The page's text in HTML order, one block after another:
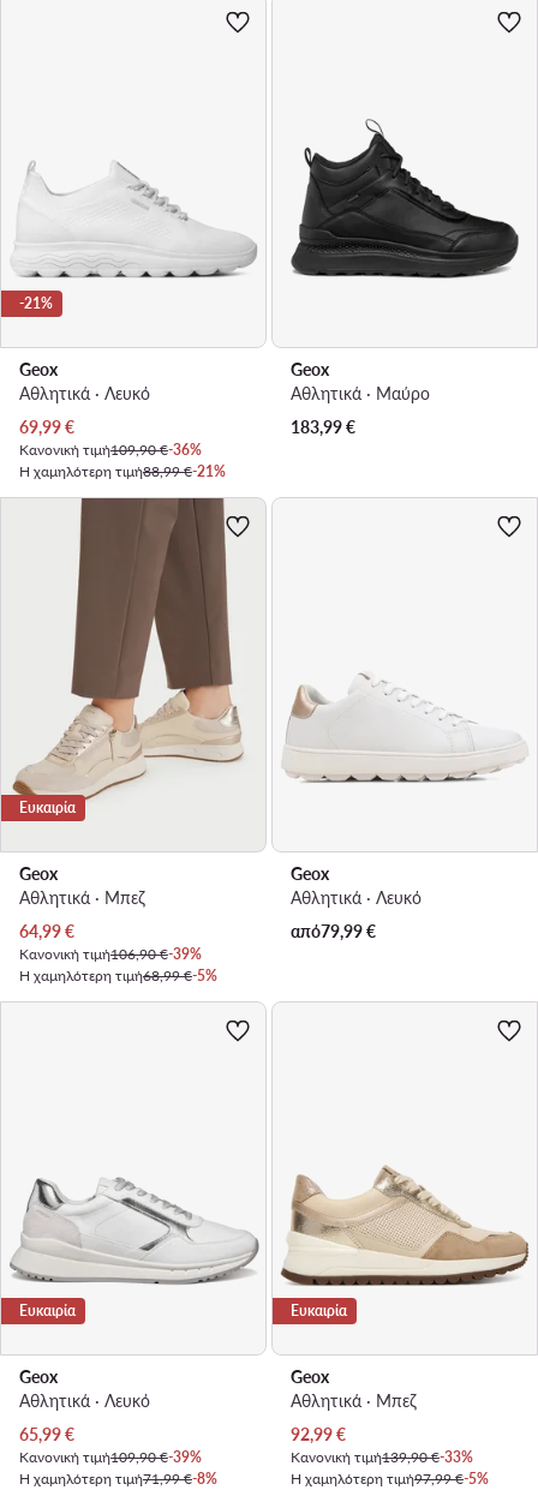
-21%
Geox
Αθλητικά · Λευκό
Τρέχουσα τιμή
69,99€
Κανονική τιμή109,90 €-36%
Η χαμηλότερη τιμή88,99 €-21%
Geox
Αθλητικά · Μαύρο
183,99€
Ευκαιρία
Geox
Αθλητικά · Μπεζ
Τρέχουσα τιμή
64,99€
Κανονική τιμή106,90 €-39%
Η χαμηλότερη τιμή68,99 €-5%
Geox
Αθλητικά · Λευκό
από79,99€
Ευκαιρία
Geox
Αθλητικά · Λευκό
Τρέχουσα τιμή
65,99€
Κανονική τιμή109,90 €-39%
Η χαμηλότερη τιμή71,99 €-8%
Ευκαιρία
Geox
Αθλητικά · Μπεζ
Τρέχουσα τιμή
92,99€
Κανονική τιμή139,90 €-33%
Η χαμηλότερη τιμή97,99 €-5%